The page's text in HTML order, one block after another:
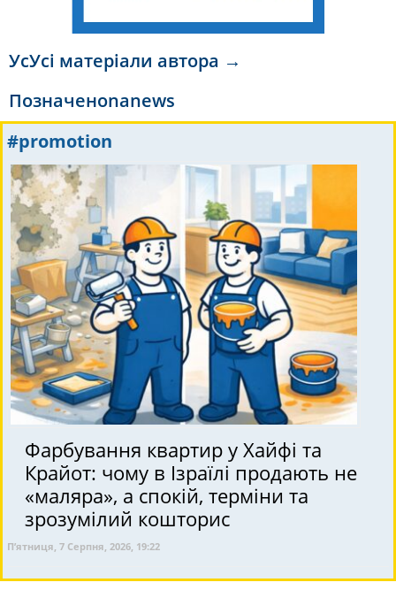
УсУсі матеріали автора →
Позначеноnanews
#promotion
Фарбування квартир у Хайфі та
Крайот: чому в Ізраїлі продають не
«маляра», а спокій, терміни та
зрозумілий кошторис
П’ятниця, 7 Серпня, 2026, 19:22